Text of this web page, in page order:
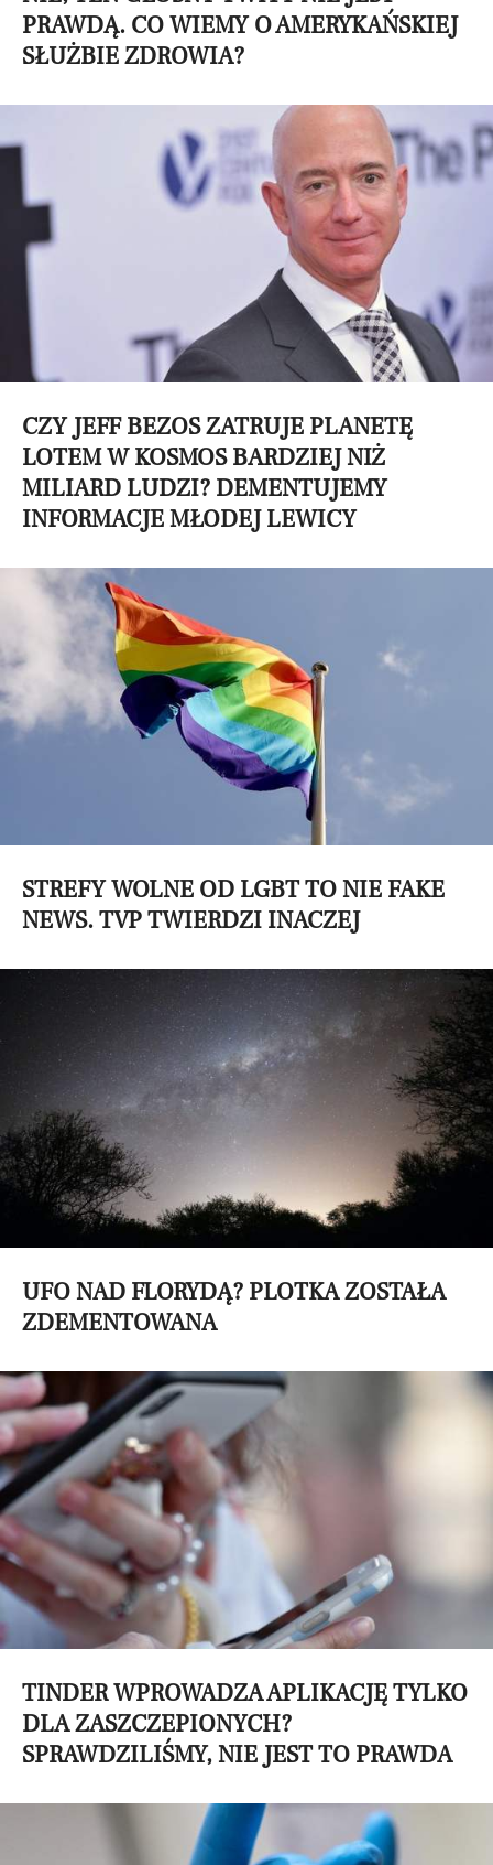
PRAWDĄ. CO WIEMY O AMERYKAŃSKIEJ
SŁUŻBIE ZDROWIA?
CZY JEFF BEZOS ZATRUJE PLANETĘ
LOTEM W KOSMOS BARDZIEJ NIŻ
MILIARD LUDZI? DEMENTUJEMY
INFORMACJE MŁODEJ LEWICY
STREFY WOLNE OD LGBT TO NIE FAKE
NEWS. TVP TWIERDZI INACZEJ
UFO NAD FLORYDĄ? PLOTKA ZOSTAŁA
ZDEMENTOWANA
TINDER WPROWADZA APLIKACJĘ TYLKO
DLA ZASZCZEPIONYCH?
SPRAWDZILIŚMY, NIE JEST TO PRAWDA